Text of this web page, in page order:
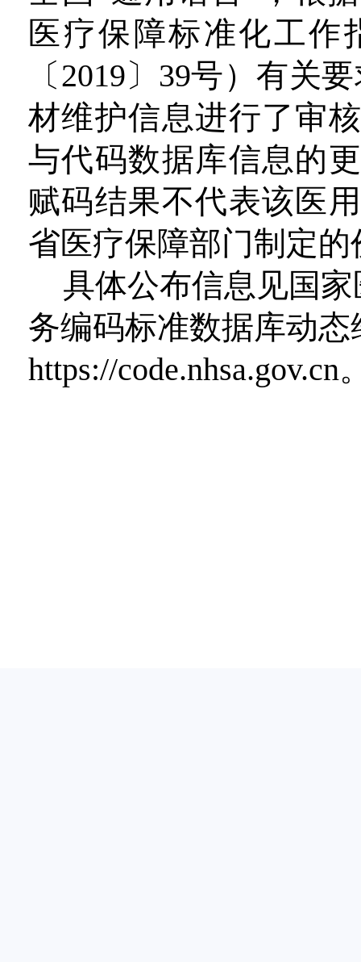
医疗保障标准化工作
〔2019〕39号）有关
材维护信息进行了审
与代码数据库信息的
赋码结果不代表该医
省医疗保障部门制定
具体公布信息见国
务编码标准数据库动
https://code.nhsa.gov.cn